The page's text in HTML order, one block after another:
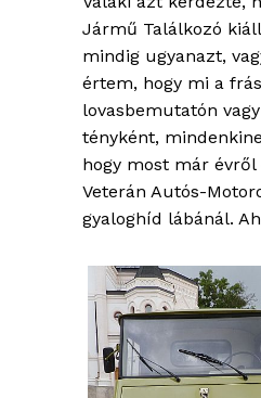
Jármű Találkozó
mindig ugyanazt,
értem, hogy mi a
lovasbemutatón
tényként,
hogy most már évről
Veterán Autós-
gyaloghíd lábánál.